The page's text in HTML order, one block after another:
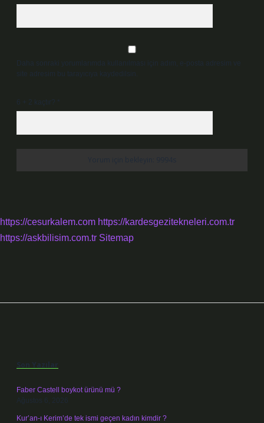
Daha sonraki yorumlarımda kullanılması için adım, e-posta adresim ve
site adresim bu tarayıcıya kaydedilsin.
6 + 2 kaçtır?
https://cesurkalem.com https://kardesgezitekneleri.com.tr
https://askbilisim.com.tr Sitemap
Son Yazılar
Faber Castell boykot ürünü mü ?
Ağustos 6, 2026
Kur’an-ı Kerim’de tek ismi geçen kadın kimdir ?